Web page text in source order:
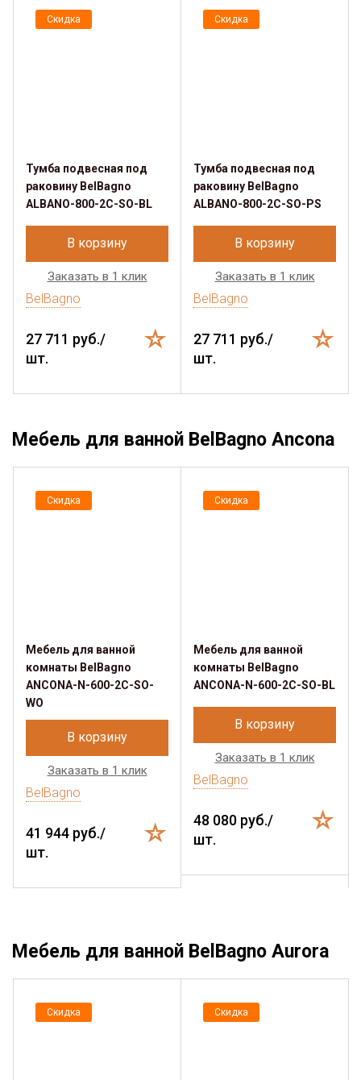
Скидка
Тумба подвесная под
раковину BelBagno
ALBANO-800-2C-SO-BL
В корзину
Заказать в 1 клик
BelBagno
27 711 руб./
шт.
Скидка
Тумба подвесная под
раковину BelBagno
ALBANO-800-2C-SO-PS
В корзину
Заказать в 1 клик
BelBagno
27 711 руб./
шт.
Мебель для ванной BelBagno Ancona
Скидка
Мебель для ванной
комнаты BelBagno
ANCONA-N-600-2C-SO-
WO
В корзину
Заказать в 1 клик
BelBagno
41 944 руб./
шт.
Скидка
Мебель для ванной
комнаты BelBagno
ANCONA-N-600-2C-SO-BL
В корзину
Заказать в 1 клик
BelBagno
48 080 руб./
шт.
Мебель для ванной BelBagno Aurora
Скидка Скидка